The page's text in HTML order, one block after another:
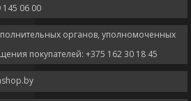
145 06 00
органов, уполномоченных
покупателей: +375 162 30 18 45